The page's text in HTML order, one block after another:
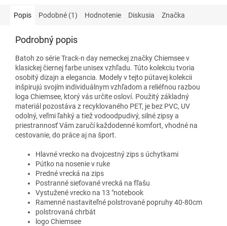
Popis Podobné (1) Hodnotenie Diskusia Značka
Podrobný popis
Batoh zo série Track-n day nemeckej značky Chiemsee v
klasickej čiernej farbe unisex vzhľadu. Túto kolekciu tvoria
osobitý dizajn a elegancia. Modely v tejto pútavej kolekcii
inšpirujú svojím individuálnym vzhľadom a reliéfnou razbou
loga Chiemsee, ktorý vás určite osloví. Použitý základný
materiál pozostáva z recyklovaného PET, je bez PVC, UV
odolný, veľmi ľahký a tiež vodoodpudivý, silné zipsy a
priestrannosť Vám zaručí každodenné komfort, vhodné na
cestovanie, do práce aj na šport.
Hlavné vrecko na dvojcestný zips s úchytkami
Pútko na nosenie v ruke
Predné vrecká na zips
Postranné sieťované vrecká na fľašu
Vystužené vrecko na 13 "notebook
Ramenné nastaviteľné polstrované popruhy 40-80cm
polstrovaná chrbát
logo Chiemsee